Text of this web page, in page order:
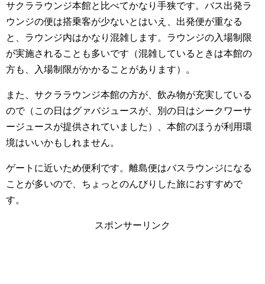
サクララウンジ本館と比べてかなり手狭です。バス出発ラ
ウンジの便は搭乗客が少ないとはいえ、出発便が重なる
と、ラウンジ内はかなり混雑します。ラウンジの入場制限
が実施されることも多いです（混雑しているときは本館の
方も、入場制限がかかることがあります）。
また、サクララウンジ本館の方が、飲み物が充実している
ので（この日はグァバジュースが、別の日はシークワーサ
ージュースが提供されていました）、本館のほうが利用環
境はいいかもしれません。
ゲートに近いため便利です。離島便はバスラウンジになる
ことが多いので、ちょっとのんびりした旅におすすめで
す。
スポンサーリンク